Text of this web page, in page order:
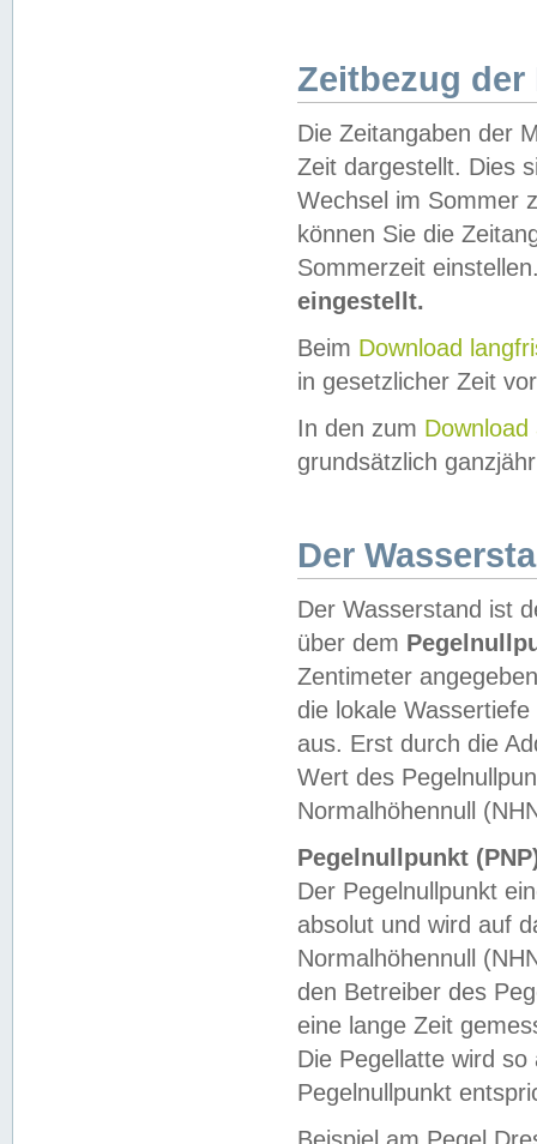
Zeitbezug der
Die Zeitangaben der
Zeit dargestellt. Dies
Wechsel im Sommer
können Sie die
Sommerzeit
eingestellt.
Beim Download
in gesetzlicher Zeit
In den zum Download
grundsätzlich
Der
Der Wasserstand ist
über dem
Zentimeter
die lokale
aus. Erst durch die
Wert des
Normalhöhennull
Pegelnullpunkt
Der Pegelnullpunkt
absolut und wird auf
Normalhöhennull
den Betreiber des
eine lange Zeit
Die Pegellatte wird
Pegelnullpunkt